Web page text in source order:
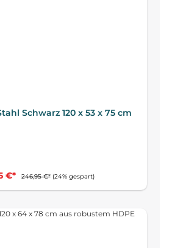
Schwarz 120 x 53 x 75 cm
€* 246,95 €* (24% gespart)